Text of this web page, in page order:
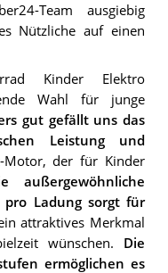
Team ausgiebig
Nützliche auf einen
Kinder Elektro
Wahl für junge
gut gefällt uns das
Leistung und
der für Kinder
außergewöhnliche
Ladung sorgt für
attraktives Merkmal
wünschen. Die
ermöglichen es